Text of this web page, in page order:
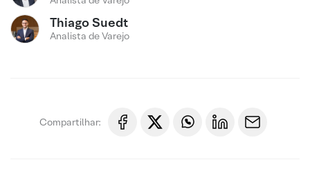
Thiago Suedt
Analista de Varejo
Compartilhar: